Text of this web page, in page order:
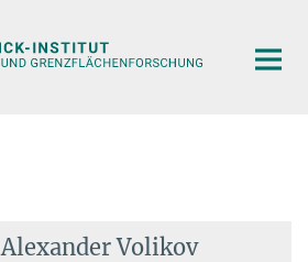
Alexander Volikov